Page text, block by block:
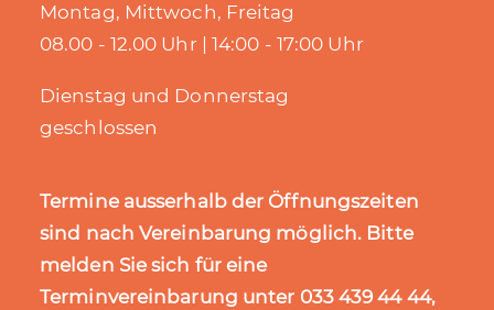
Montag, Mittwoch, Freitag
08.00 - 12.00 Uhr | 14:00 - 17:00 Uhr
Dienstag und Donnerstag
geschlossen
Termine ausserhalb der Öffnungszeiten
sind nach Vereinbarung möglich. Bitte
melden Sie sich für eine
Terminvereinbarung unter 033 439 44 44,